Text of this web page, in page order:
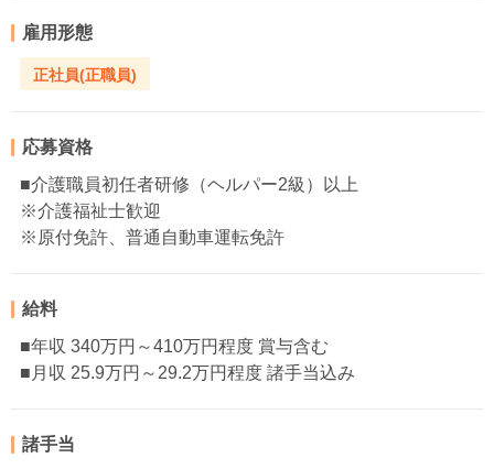
雇用形態
正社員(正職員)
応募資格
■介護職員初任者研修（ヘルパー2級）以上
※介護福祉士歓迎
※原付免許、普通自動車運転免許
給料
■年収 340万円～410万円程度 賞与含む
■月収 25.9万円～29.2万円程度 諸手当込み
諸手当